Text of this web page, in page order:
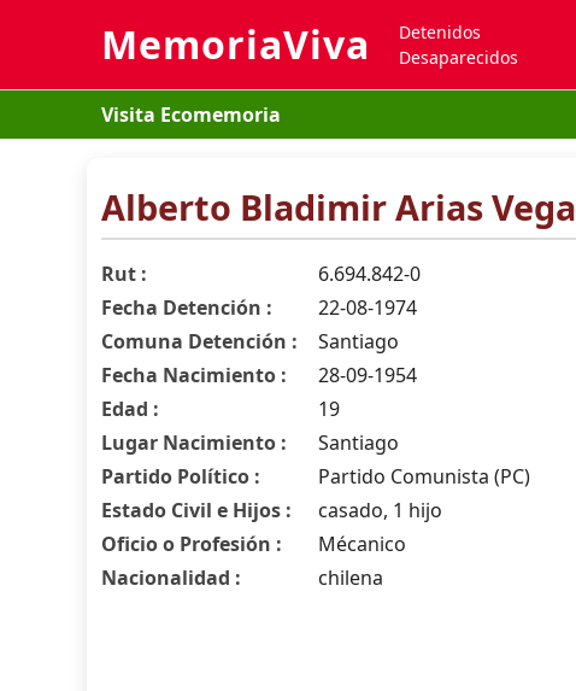
MemoriaViva
Detenidos
Desaparecidos
Visita Ecomemoria
Alberto Bladimir Arias Vega
Rut :
6.694.842-0
Fecha Detención :
22-08-1974
Comuna Detención :
Santiago
Fecha Nacimiento :
28-09-1954
Edad :
19
Lugar Nacimiento :
Santiago
Partido Político :
Partido Comunista (PC)
Estado Civil e Hijos :
casado, 1 hijo
Oficio o Profesión :
Mécanico
Nacionalidad :
chilena